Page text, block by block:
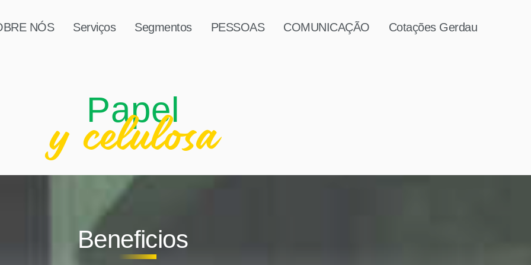
NÓS Serviços Segmentos PESSOAS COMUNICAÇÃO Cotações Gerdau
Papel
y celulosa
Beneficios